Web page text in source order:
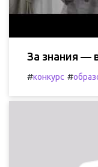
За знания —
#конкурс #